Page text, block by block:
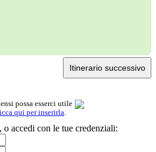
Itinerario successivo
possa esserci utile
qui per inserirla
, o accedi con le tue credenziali: